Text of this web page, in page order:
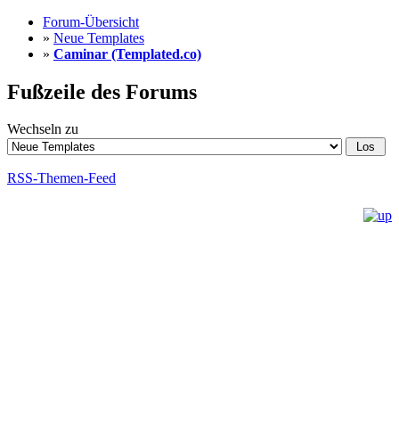
Forum-Übersicht
» Neue Templates
» Caminar (Templated.co)
Fußzeile des Forums
Wechseln zu
RSS-Themen-Feed